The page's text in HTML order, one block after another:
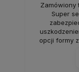
Zamówiony
Super
opcji formy